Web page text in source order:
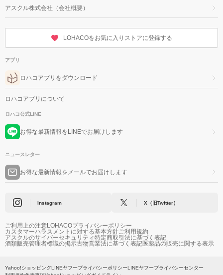
アスクル株式会社（会社概要）
LOHACOをお気に入りストアに登録する
アプリ
ロハコアプリをダウンロード
ロハコアプリについて
ロハコ公式LINE
お得な最新情報をLINEでお届けします
ニュースレター
お得な最新情報をメールでお届けします
Instagram X（旧Twitter）
ご利用上の注意LOHACOプライバシーポリシー
カスタマーハラスメントに対する基本方針ご利用規約
アスクルのサイバーセキュリティ特定商取引法に基づく表記
酒類販売管理者標識の掲示古物営業法に基づく表記医薬品の販売に関する表示
Yahoo!ショッピングLINEヤフープライバシーポリシーLINEヤフープライバシーセンター